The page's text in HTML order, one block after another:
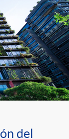
del